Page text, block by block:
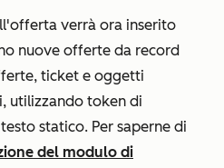
verrà ora inserito
nuove offerte da record
ticket e oggetti
utilizzando token di
statico. Per saperne di
del modulo di